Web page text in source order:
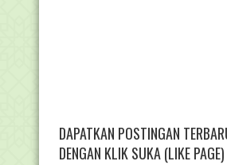
DAPATKAN POSTINGAN
DENGAN KLIK SUKA (LIKE PAGE)